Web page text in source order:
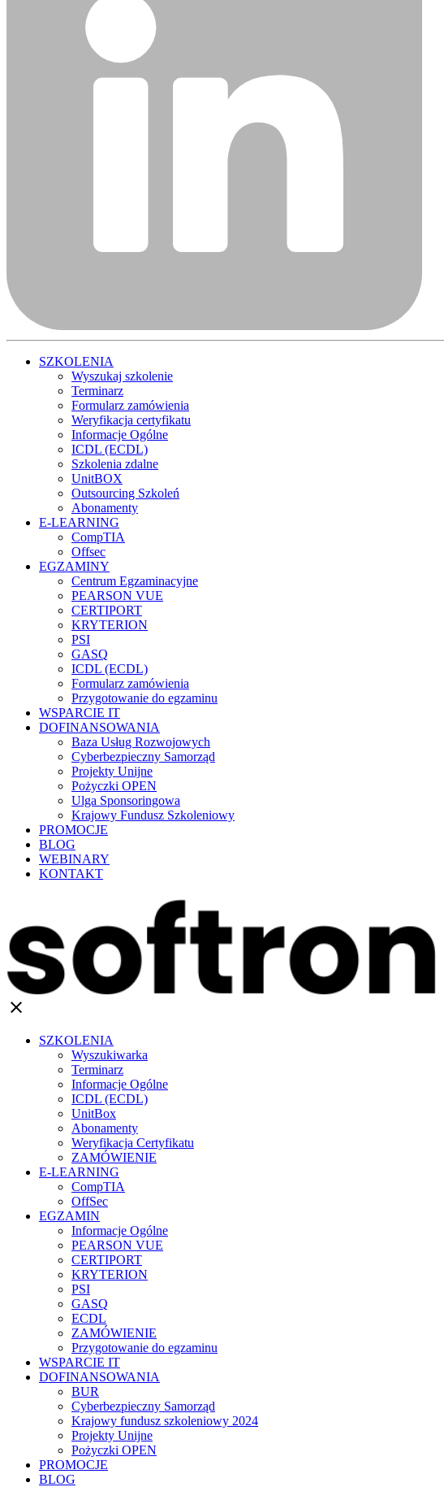
SZKOLENIA
Wyszukaj szkolenie
Terminarz
Formularz zamówienia
Weryfikacja certyfikatu
Informacje Ogólne
ICDL (ECDL)
Szkolenia zdalne
UnitBOX
Outsourcing Szkoleń
Abonamenty
E-LEARNING
CompTIA
Offsec
EGZAMINY
Centrum Egzaminacyjne
PEARSON VUE
CERTIPORT
KRYTERION
PSI
GASQ
ICDL (ECDL)
Formularz zamówienia
Przygotowanie do egzaminu
WSPARCIE IT
DOFINANSOWANIA
Baza Usług Rozwojowych
Cyberbezpieczny Samorząd
Projekty Unijne
Pożyczki OPEN
Ulga Sponsoringowa
Krajowy Fundusz Szkoleniowy
PROMOCJE
BLOG
WEBINARY
KONTAKT
clear
SZKOLENIA
Wyszukiwarka
Terminarz
Informacje Ogólne
ICDL (ECDL)
UnitBox
Abonamenty
Weryfikacja Certyfikatu
ZAMÓWIENIE
E-LEARNING
CompTIA
OffSec
EGZAMIN
Informacje Ogólne
PEARSON VUE
CERTIPORT
KRYTERION
PSI
GASQ
ECDL
ZAMÓWIENIE
Przygotowanie do egzaminu
WSPARCIE IT
DOFINANSOWANIA
BUR
Cyberbezpieczny Samorząd
Krajowy fundusz szkoleniowy 2024
Projekty Unijne
Pożyczki OPEN
PROMOCJE
BLOG